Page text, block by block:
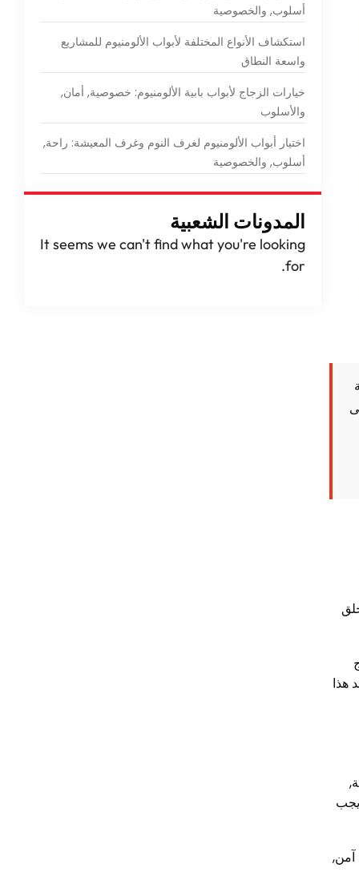
هذا
يجب
آمن,
أسلوب, والخصوصية
استكشاف الأنواع المختلفة لأبواب الألومنيوم للمشاريع
واسعة النطاق
خيارات الزجاج لأبواب بابية الألومنيوم: خصوصية, أمان,
والأسلوب
اختيار أبواب الألومنيوم لغرف النوم وغرف المعيشة: راحة,
أسلوب, والخصوصية
المدونات الشعبية
It seems we can't find what you're looking
for
.